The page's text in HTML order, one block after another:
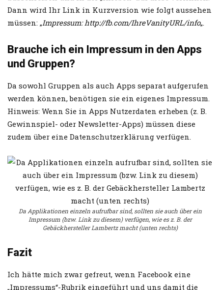
Dann wird Ihr Link in Kurzversion wie folgt aussehen
müssen: „Impressum: http://fb.com/IhreVanityURL/info„.
Brauche ich ein Impressum in den Apps
und Gruppen?
Da sowohl Gruppen als auch Apps separat aufgerufen
werden können, benötigen sie ein eigenes Impressum.
Hinweis: Wenn Sie in Apps Nutzerdaten erheben (z. B.
Gewinnspiel- oder Newsletter-Apps) müssen diese
zudem über eine Datenschutzerklärung verfügen.
Da Applikationen einzeln aufrufbar sind, sollten sie auch über ein
Impressum (bzw. Link zu diesem) verfügen, wie es z. B. der
Gebäckhersteller Lambertz macht (unten rechts)
Fazit
Ich hätte mich zwar gefreut, wenn Facebook eine
„Impressums“-Rubrik eingeführt und uns damit die